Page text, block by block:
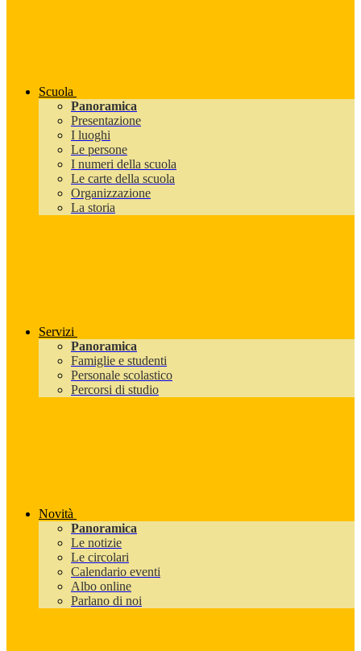
Scuola
Panoramica
Presentazione
I luoghi
Le persone
I numeri della scuola
Le carte della scuola
Organizzazione
La storia
Servizi
Panoramica
Famiglie e studenti
Personale scolastico
Percorsi di studio
Novità
Panoramica
Le notizie
Le circolari
Calendario eventi
Albo online
Parlano di noi